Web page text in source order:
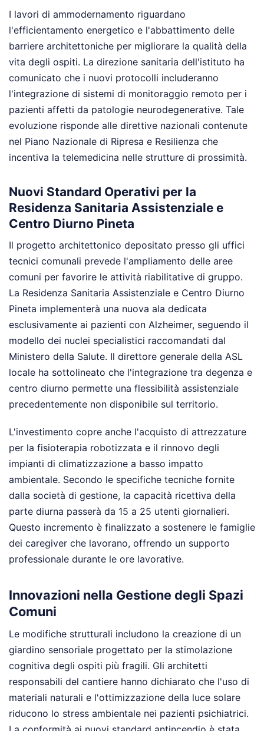
I lavori di ammodernamento riguardano
l'efficientamento energetico e l'abbattimento delle
barriere architettoniche per migliorare la qualità della
vita degli ospiti. La direzione sanitaria dell'istituto ha
comunicato che i nuovi protocolli includeranno
l'integrazione di sistemi di monitoraggio remoto per i
pazienti affetti da patologie neurodegenerative. Tale
evoluzione risponde alle direttive nazionali contenute
nel Piano Nazionale di Ripresa e Resilienza che
incentiva la telemedicina nelle strutture di prossimità.
Nuovi Standard Operativi per la
Residenza Sanitaria Assistenziale e
Centro Diurno Pineta
Il progetto architettonico depositato presso gli uffici
tecnici comunali prevede l'ampliamento delle aree
comuni per favorire le attività riabilitative di gruppo.
La Residenza Sanitaria Assistenziale e Centro Diurno
Pineta implementerà una nuova ala dedicata
esclusivamente ai pazienti con Alzheimer, seguendo il
modello dei nuclei specialistici raccomandati dal
Ministero della Salute. Il direttore generale della ASL
locale ha sottolineato che l'integrazione tra degenza e
centro diurno permette una flessibilità assistenziale
precedentemente non disponibile sul territorio.
L'investimento copre anche l'acquisto di attrezzature
per la fisioterapia robotizzata e il rinnovo degli
impianti di climatizzazione a basso impatto
ambientale. Secondo le specifiche tecniche fornite
dalla società di gestione, la capacità ricettiva della
parte diurna passerà da 15 a 25 utenti giornalieri.
Questo incremento è finalizzato a sostenere le famiglie
dei caregiver che lavorano, offrendo un supporto
professionale durante le ore lavorative.
Innovazioni nella Gestione degli Spazi
Comuni
Le modifiche strutturali includono la creazione di un
giardino sensoriale progettato per la stimolazione
cognitiva degli ospiti più fragili. Gli architetti
responsabili del cantiere hanno dichiarato che l'uso di
materiali naturali e l'ottimizzazione della luce solare
riducono lo stress ambientale nei pazienti psichiatrici.